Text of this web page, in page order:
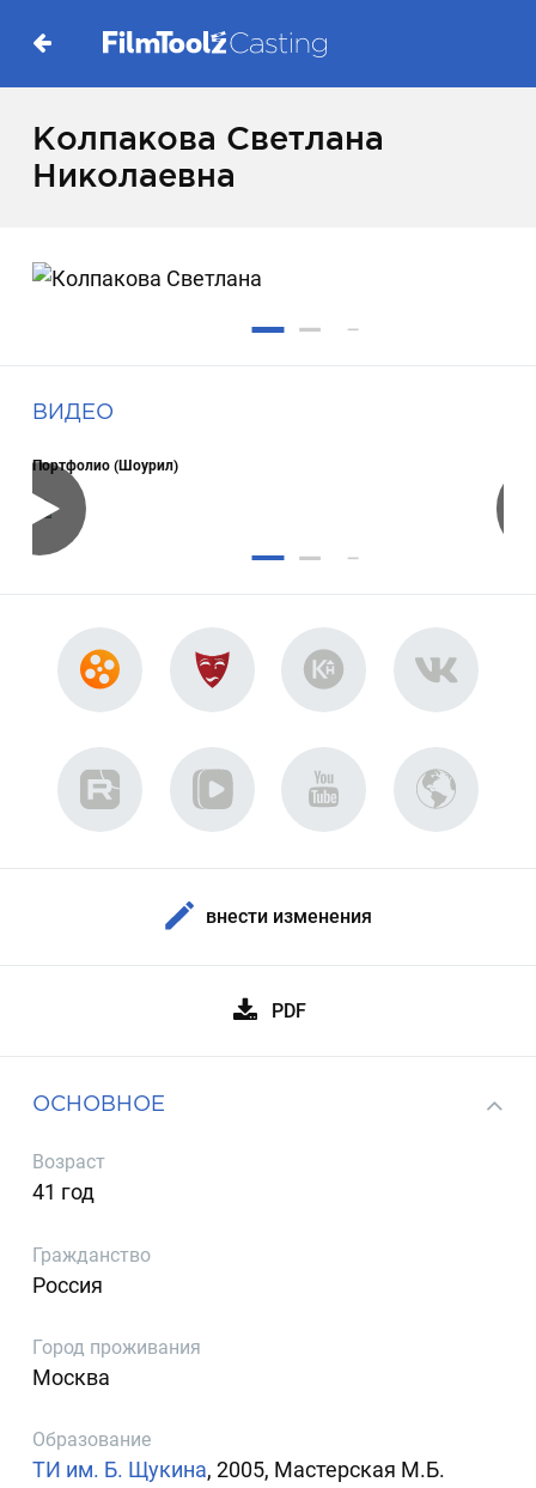
Колпакова Светлана
Николаевна
ВИДЕО
Портфолио (Шоурил)
внести изменения
PDF
ОСНОВНОЕ
Возраст
41 год
Гражданство
Россия
Город проживания
Москва
Образование
ТИ им. Б. Щукина, 2005, Мастерская М.Б.